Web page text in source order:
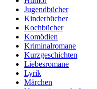
Jugendbücher
Kinderbücher
Kochbücher
Komödien
Kriminalromane
Kurzgeschichten
Liebesromane
Lyrik
Märchen